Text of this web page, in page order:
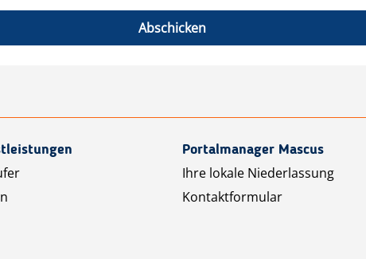
Abschicken
Portalmanager Mascus
Ihre lokale Niederlassung
Kontaktformular